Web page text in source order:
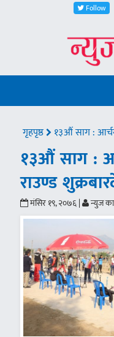
Follow
गृहपृष्ठ १३औं साग :
१३औं साग :
राउण्ड
मंसिर १९, २०७६ | न्युज